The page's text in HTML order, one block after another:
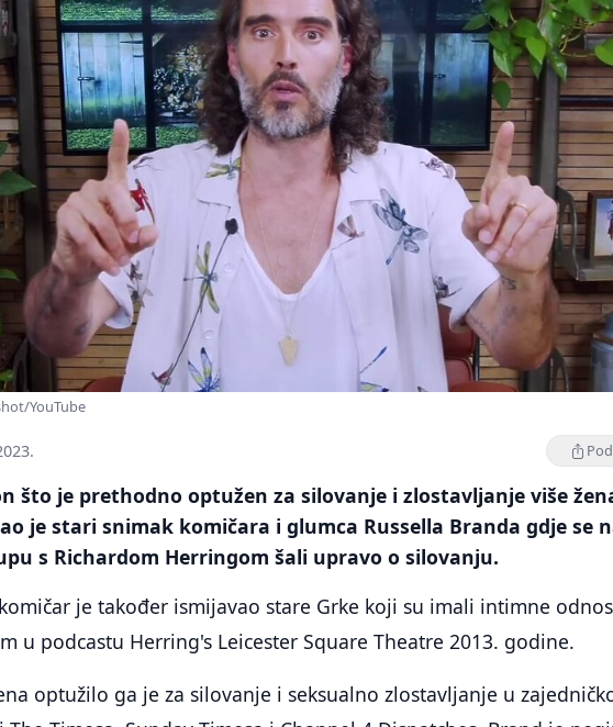
YouTube
što je prethodno optužen za silovanje i zlostavljanje više
je stari snimak komičara i glumca Russella Branda gdje se
s Richardom Herringom šali upravo o silovanju.
je također ismijavao stare Grke koji su imali intimne
u podcastu Herring's Leicester Square Theatre 2013. godine.
optužilo ga je za silovanje i seksualno zlostavljanje u